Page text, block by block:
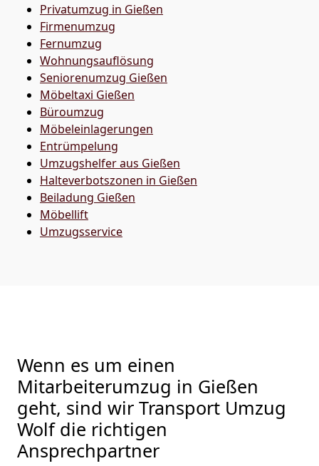
Privatumzug in Gießen
Firmenumzug
Fernumzug
Wohnungsauflösung
Seniorenumzug Gießen
Möbeltaxi Gießen
Büroumzug
Möbeleinlagerungen
Entrümpelung
Umzugshelfer aus Gießen
Halteverbotszonen in Gießen
Beiladung Gießen
Möbellift
Umzugsservice
Wenn es um einen
Mitarbeiterumzug in Gießen
geht, sind wir Transport Umzug
Wolf die richtigen
Ansprechpartner